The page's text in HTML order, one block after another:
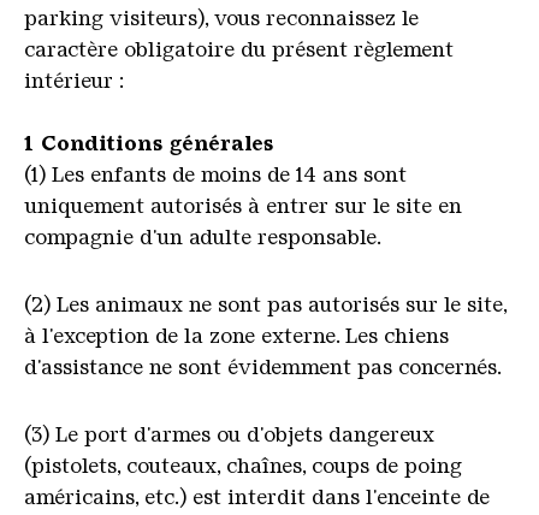
parking visiteurs), vous reconnaissez le
caractère obligatoire du présent règlement
intérieur :
1 Conditions générales
(1) Les enfants de moins de 14 ans sont
uniquement autorisés à entrer sur le site en
compagnie d'un adulte responsable.
(2) Les animaux ne sont pas autorisés sur le site,
à l'exception de la zone externe. Les chiens
d'assistance ne sont évidemment pas concernés.
(3) Le port d'armes ou d'objets dangereux
(pistolets, couteaux, chaînes, coups de poing
américains, etc.) est interdit dans l'enceinte de